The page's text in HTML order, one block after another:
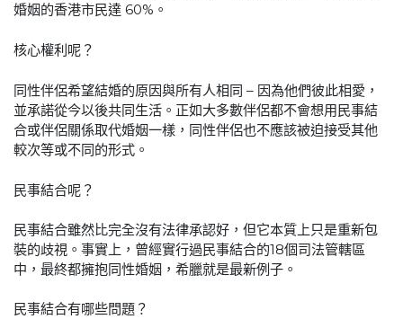
婚姻的香港市民達 60%。
核心權利呢？
同性伴侶希望結婚的原因與所有人相同 – 因為他們彼此相愛，
並承諾從今以後共同生活。正如大多數伴侶都不會想用民事結
合或伴侶關係取代婚姻一樣，同性伴侶也不應該被迫接受其他
較次等或不同的形式。
民事結合呢？
民事結合雖然比完全沒有法律承認好，但它本質上只是重新包
裝的歧視。事實上，曾經實行過民事結合的18個司法管轄區
中，最終都擁抱同性婚姻，希臘就是最新例子。
民事結合有哪些問題？